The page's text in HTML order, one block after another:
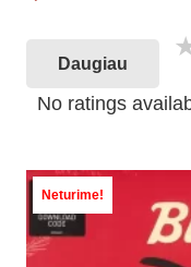
Daugiau
No ratings
Neturime!